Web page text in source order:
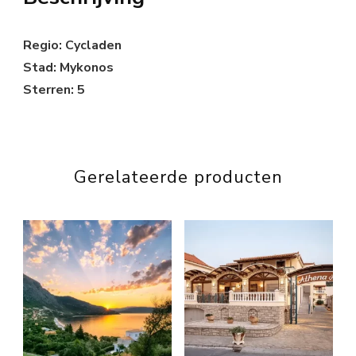
Regio: Cycladen
Stad: Mykonos
Sterren: 5
Gerelateerde producten